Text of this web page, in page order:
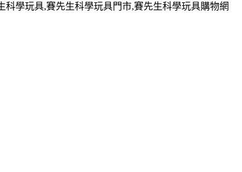
科學玩具,賽先生科學玩具門市,賽先生科學玩具購物網